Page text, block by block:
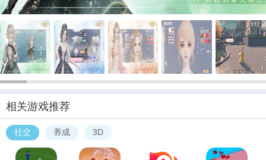
相关游戏推荐
社交 养成 3D